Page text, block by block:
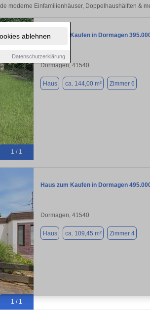
ablehnen
Datenschutzerklärung
moderne Einfamilienhäuser, Doppelhaushälften &
1 / 1
Haus zum Kaufen in Dormagen
Dormagen, 41540
Haus ca. 144,00 m² Zimmer 6
1 / 1
Haus zum Kaufen in Dormagen
Dormagen, 41540
Haus ca. 109,45 m² Zimmer 4